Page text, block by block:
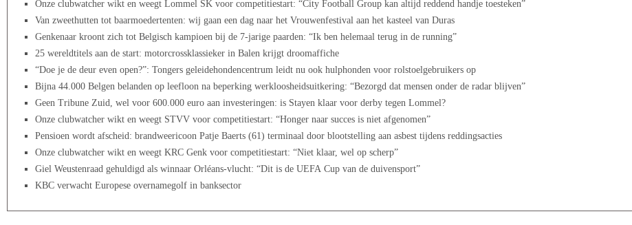
Onze clubwatcher wikt en weegt Lommel SK voor competitiestart: “City Football Group kan altijd reddend handje toesteken”
Van zweethutten tot baarmoedertenten: wij gaan een dag naar het Vrouwenfestival aan het kasteel van Duras
Genkenaar kroont zich tot Belgisch kampioen bij de 7-jarige paarden: “Ik ben helemaal terug in de running”
25 wereldtitels aan de start: motorcrossklassieker in Balen krijgt droomaffiche
“Doe je de deur even open?”: Tongers geleidehondencentrum leidt nu ook hulphonden voor rolstoelgebruikers op
Bijna 44.000 Belgen belanden op leefloon na beperking werkloosheidsuitkering: “Bezorgd dat mensen onder de radar blijven”
Geen Tribune Zuid, wel voor 600.000 euro aan investeringen: is Stayen klaar voor derby tegen Lommel?
Onze clubwatcher wikt en weegt STVV voor competitiestart: “Honger naar succes is niet afgenomen”
Pensioen wordt afscheid: brandweericoon Patje Baerts (61) terminaal door blootstelling aan asbest tijdens reddingsacties
Onze clubwatcher wikt en weegt KRC Genk voor competitiestart: “Niet klaar, wel op scherp”
Giel Weustenraad gehuldigd als winnaar Orléans-vlucht: “Dit is de UEFA Cup van de duivensport”
KBC verwacht Europese overnamegolf in banksector